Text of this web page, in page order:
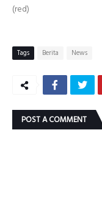
(red)
Tags Berita News
POST A COMMENT